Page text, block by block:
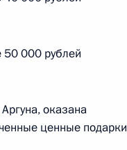
000 рублей
оказана
ценные подарки